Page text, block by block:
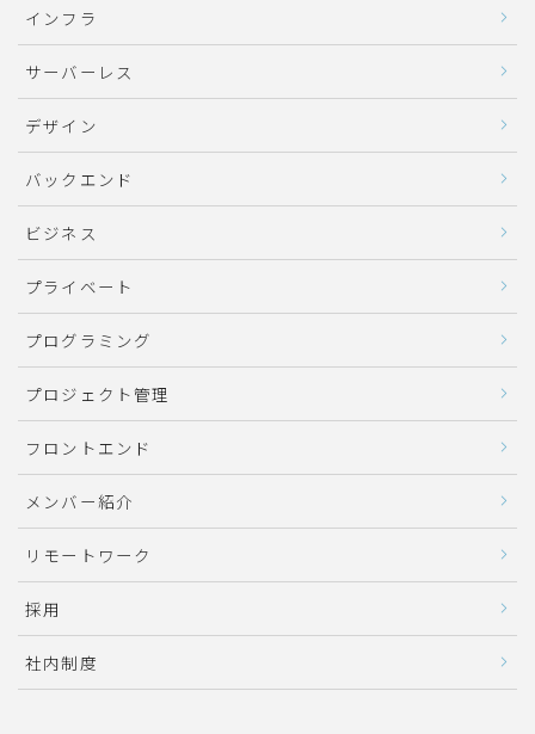
インフラ
サーバーレス
デザイン
バックエンド
ビジネス
プライベート
プログラミング
プロジェクト管理
フロントエンド
メンバー紹介
リモートワーク
採用
社内制度